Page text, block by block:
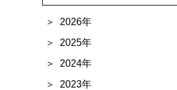
2026年
2025年
2024年
2023年